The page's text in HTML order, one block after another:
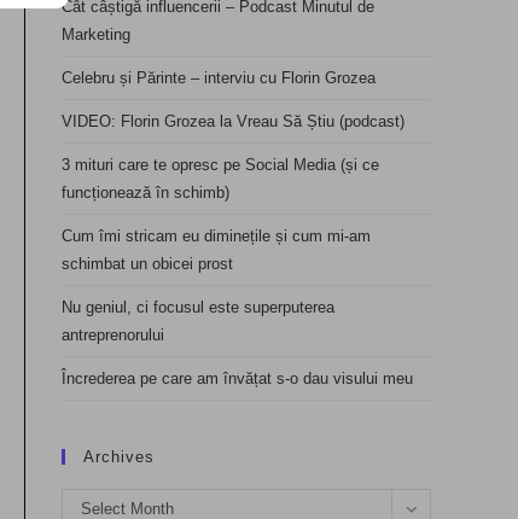
Cât câștigă influencerii – Podcast Minutul de
Marketing
Celebru și Părinte – interviu cu Florin Grozea
VIDEO: Florin Grozea la Vreau Să Știu (podcast)
3 mituri care te opresc pe Social Media (și ce
funcționează în schimb)
Cum îmi stricam eu diminețile și cum mi-am
schimbat un obicei prost
Nu geniul, ci focusul este superputerea
antreprenorului
Încrederea pe care am învățat s-o dau visului meu
Archives
Archives
Select Month